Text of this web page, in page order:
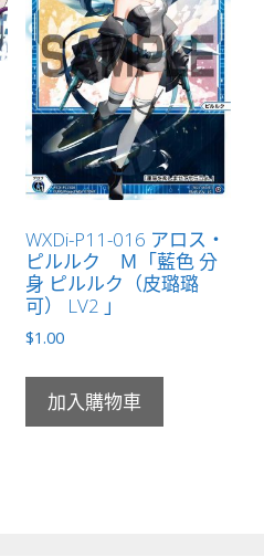
WXDi-P11-016 アロス・
ピルルク Ｍ「藍色 分
身 ピルルク（皮璐璐
可） LV2 」
$1.00
加入購物車